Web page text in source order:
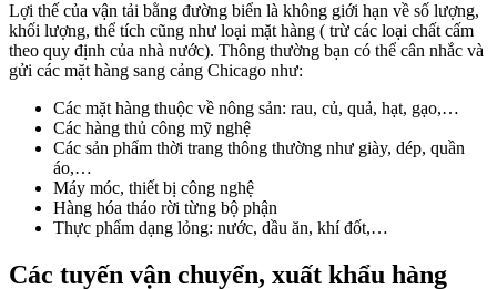
Lợi thế của vận tải bằng đường biển là không giới hạn về số lượng,
khối lượng, thể tích cũng như loại mặt hàng ( trừ các loại chất cấm
theo quy định của nhà nước). Thông thường bạn có thể cân nhắc và
gửi các mặt hàng sang cảng Chicago như:
Các mặt hàng thuộc về nông sản: rau, củ, quả, hạt, gạo,…
Các hàng thủ công mỹ nghệ
Các sản phẩm thời trang thông thường như giày, dép, quần
áo,…
Máy móc, thiết bị công nghệ
Hàng hóa tháo rời từng bộ phận
Thực phẩm dạng lỏng: nước, dầu ăn, khí đốt,…
Các tuyến vận chuyển, xuất khẩu hàng